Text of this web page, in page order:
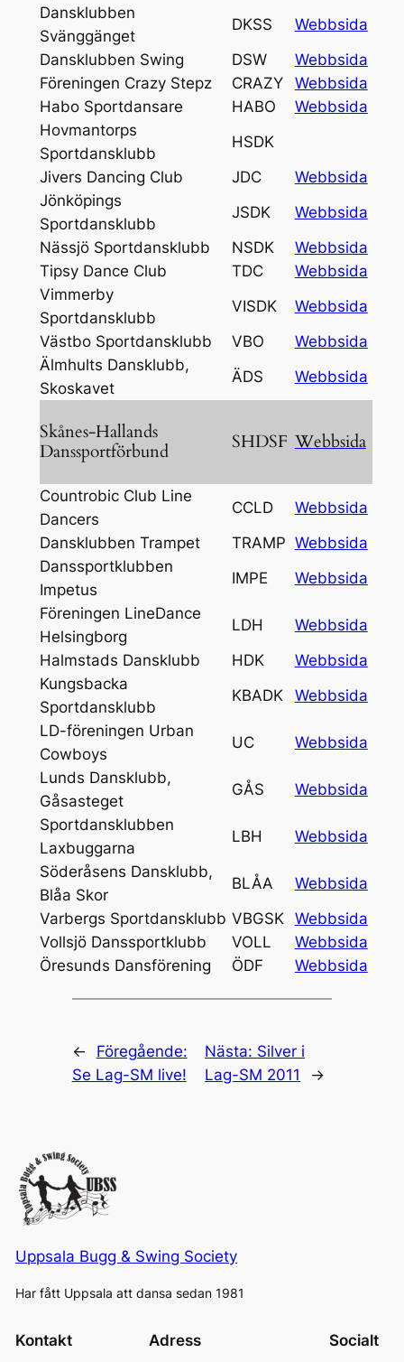
Dansklubben
Svänggänget
DKSS
Webbsida
Dansklubben Swing
DSW
Webbsida
Föreningen Crazy Stepz
CRAZY
Webbsida
Habo Sportdansare
HABO
Webbsida
Hovmantorps
Sportdansklubb
HSDK
Jivers Dancing Club
JDC
Webbsida
Jönköpings
Sportdansklubb
JSDK
Webbsida
Nässjö Sportdansklubb
NSDK
Webbsida
Tipsy Dance Club
TDC
Webbsida
Vimmerby
Sportdansklubb
VISDK
Webbsida
Västbo Sportdansklubb
VBO
Webbsida
Älmhults Dansklubb,
Skoskavet
ÄDS Webbsida
Skånes-Hallands
Danssportförbund
SHDSF Webbsida
Countrobic Club Line
Dancers
CCLD
Webbsida
Dansklubben Trampet
TRAMP Webbsida
Danssportklubben
Impetus
IMPE
Webbsida
Föreningen LineDance
Helsingborg
LDH
Webbsida
Halmstads Dansklubb
HDK
Webbsida
Kungsbacka
Sportdansklubb
KBADK
Webbsida
LD-föreningen Urban
Cowboys
UC
Webbsida
Lunds Dansklubb,
Gåsasteget
GÅS
Webbsida
Sportdansklubben
Laxbuggarna
LBH
Webbsida
Söderåsens Dansklubb,
Blåa Skor
BLÅA
Webbsida
Varbergs Sportdansklubb VBGSK
Webbsida
Vollsjö Danssportklubb
VOLL
Webbsida
Öresunds Dansförening
ÖDF Webbsida
←
Föregående:
Se Lag-SM live!
Nästa: Silver i
Lag-SM 2011
→
Uppsala Bugg & Swing Society
Har fått Uppsala att dansa sedan 1981
Kontakt Adress Socialt